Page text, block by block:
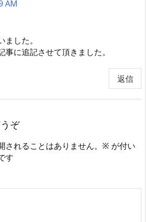
AM
した。
に追記させて頂きました。
返信
ぞ
れることはありません。 ※ が付い
す